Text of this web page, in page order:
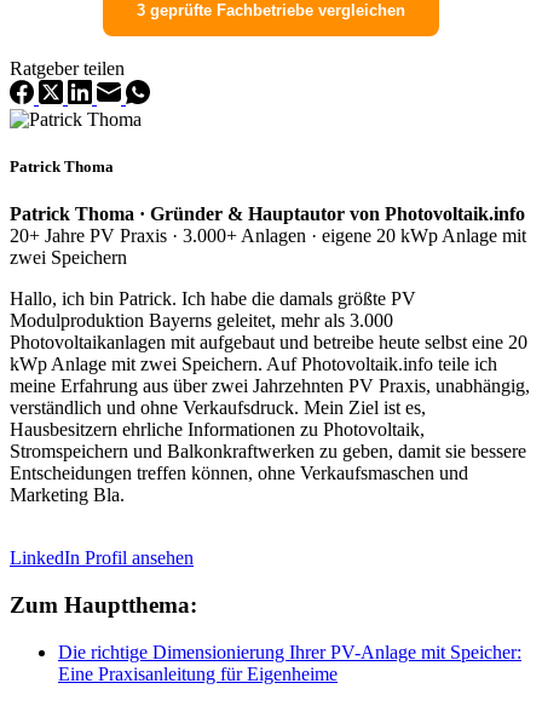
3 geprüfte Fachbetriebe vergleichen
Ratgeber teilen
Patrick Thoma
Patrick Thoma · Gründer & Hauptautor von Photovoltaik.info
20+ Jahre PV Praxis · 3.000+ Anlagen · eigene 20 kWp Anlage mit
zwei Speichern
Hallo, ich bin Patrick. Ich habe die damals größte PV
Modulproduktion Bayerns geleitet, mehr als 3.000
Photovoltaikanlagen mit aufgebaut und betreibe heute selbst eine 20
kWp Anlage mit zwei Speichern. Auf Photovoltaik.info teile ich
meine Erfahrung aus über zwei Jahrzehnten PV Praxis, unabhängig,
verständlich und ohne Verkaufsdruck. Mein Ziel ist es,
Hausbesitzern ehrliche Informationen zu Photovoltaik,
Stromspeichern und Balkonkraftwerken zu geben, damit sie bessere
Entscheidungen treffen können, ohne Verkaufsmaschen und
Marketing Bla.
LinkedIn Profil ansehen
Zum Hauptthema:
Die richtige Dimensionierung Ihrer PV-Anlage mit Speicher:
Eine Praxisanleitung für Eigenheime